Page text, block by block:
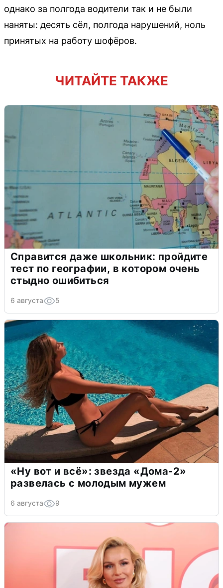
однако за полгода водители так и не были
наняты: десять сёл, полгода нарушений, ноль
принятых на работу шофёров.
ЧИТАЙТЕ ТАКЖЕ
Справится даже школьник: пройдите
тест по географии, в котором очень
стыдно ошибиться
6 августа 5
«Ну вот и всё»: звезда «Дома-2»
развелась с молодым мужем
6 августа 9